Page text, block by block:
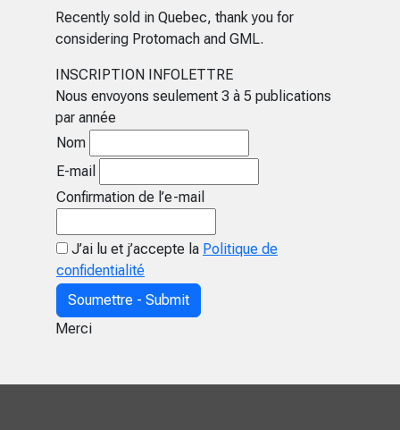
Recently sold in Quebec, thank you for
considering Protomach and GML.
INSCRIPTION INFOLETTRE
Nous envoyons seulement 3 à 5 publications
par année
Nom
E-mail
Confirmation de l’e-mail
J’ai lu et j’accepte la Politique de
confidentialité
Soumettre - Submit
Merci